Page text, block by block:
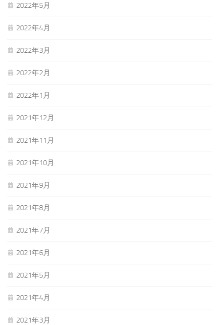
2022年5月
2022年4月
2022年3月
2022年2月
2022年1月
2021年12月
2021年11月
2021年10月
2021年9月
2021年8月
2021年7月
2021年6月
2021年5月
2021年4月
2021年3月